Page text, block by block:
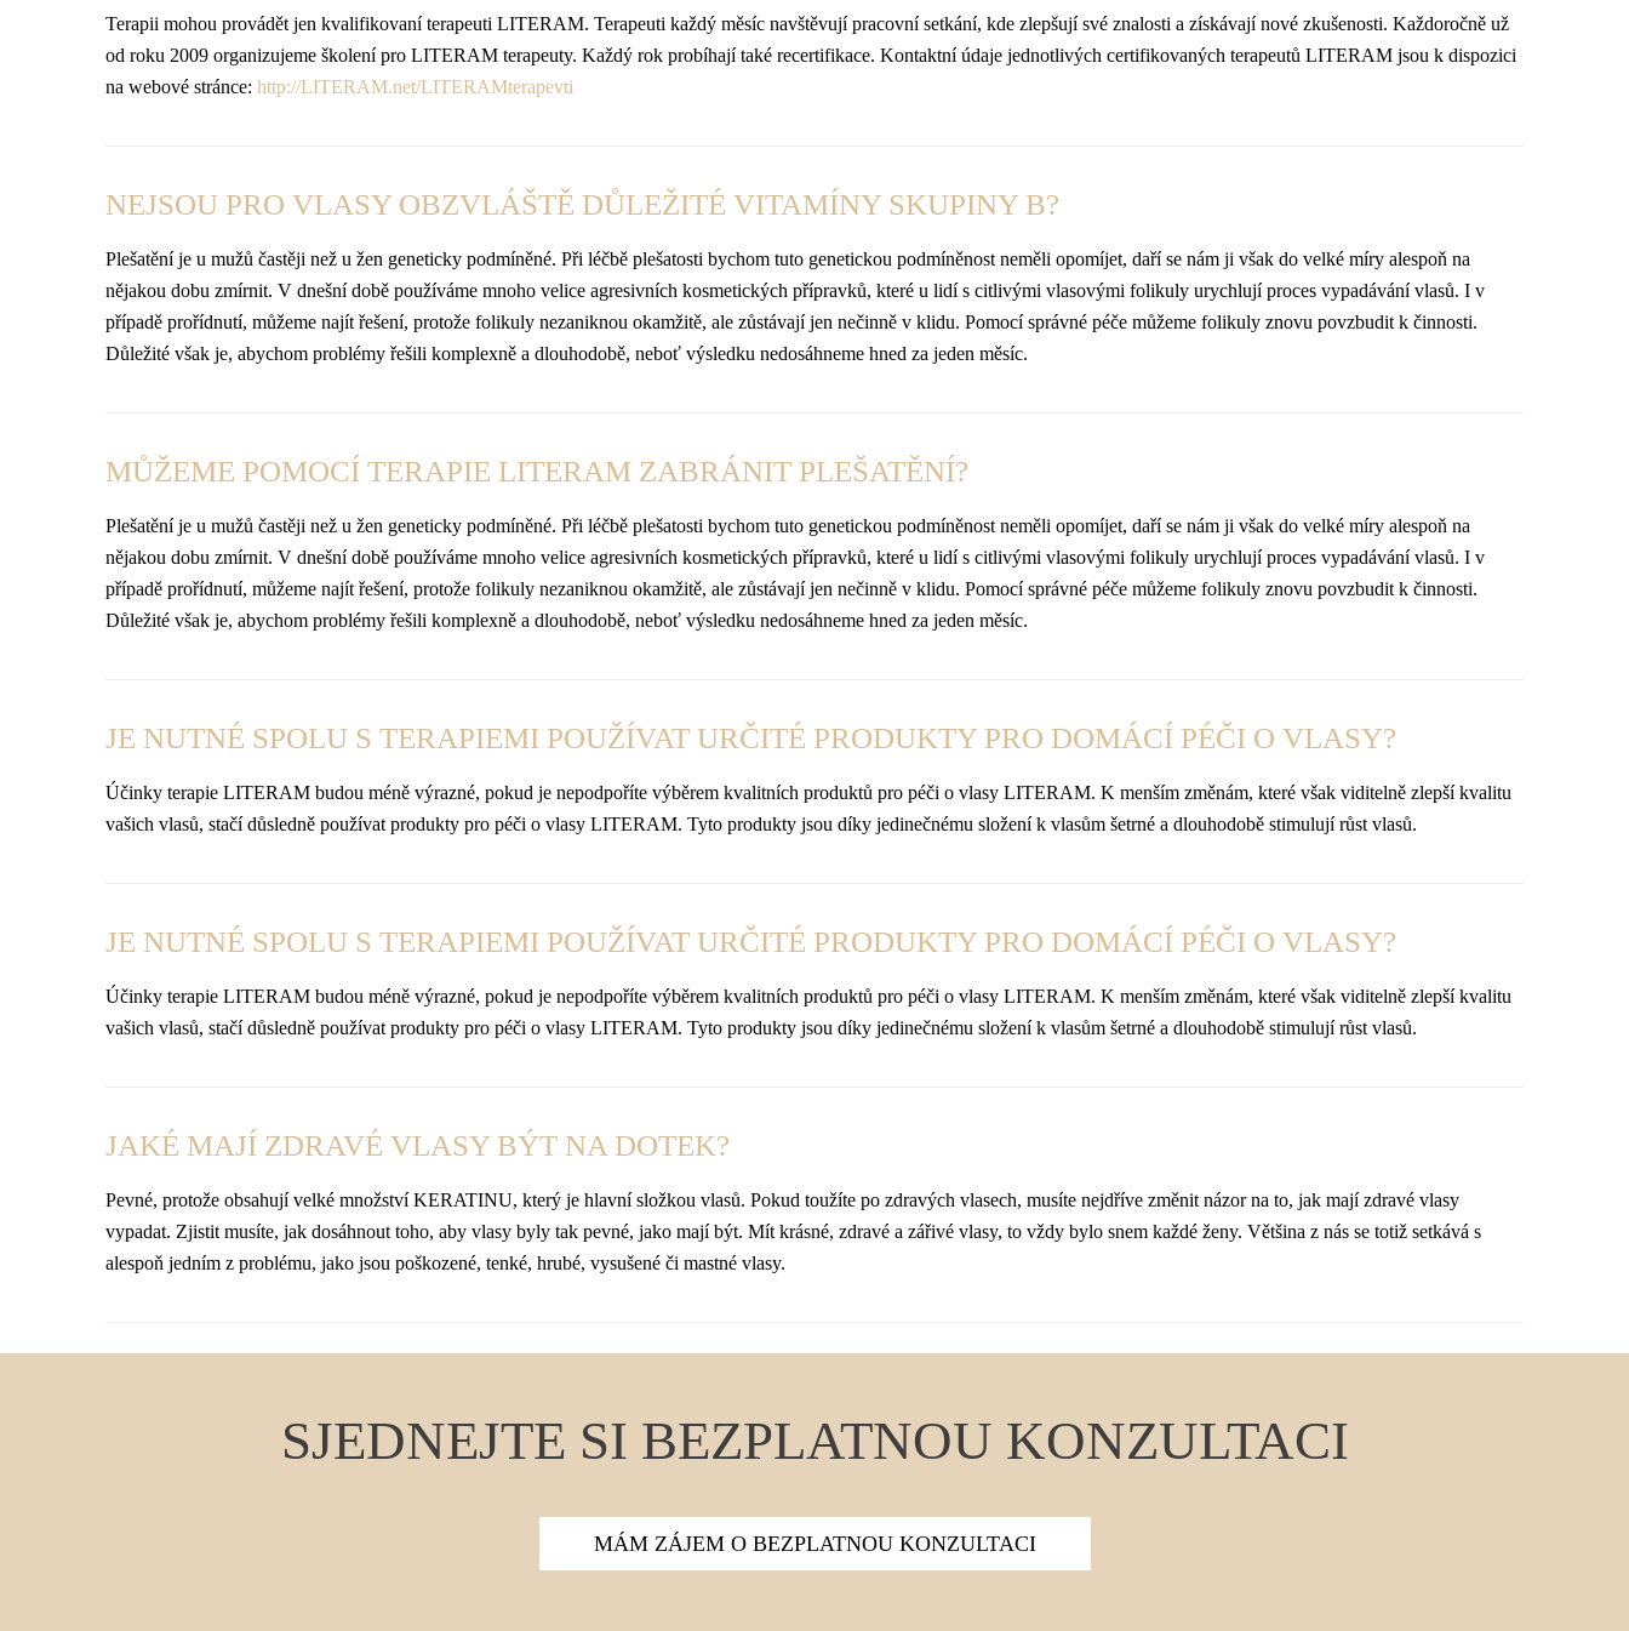
Terapii mohou provádět jen kvalifikovaní terapeuti LITERAM. Terapeuti každý měsíc navštěvují pracovní setkání, kde zlepšují své znalosti a získávají nové zkušenosti. Každoročně už
od roku 2009 organizujeme školení pro LITERAM terapeuty. Každý rok probíhají také recertifikace. Kontaktní údaje jednotlivých certifikovaných terapeutů LITERAM jsou k dispozici
na webové stránce: http://LITERAM.net/LITERAMterapevti
NEJSOU PRO VLASY OBZVLÁŠTĚ DŮLEŽITÉ VITAMÍNY SKUPINY B?
Plešatění je u mužů častěji než u žen geneticky podmíněné. Při léčbě plešatosti bychom tuto genetickou podmíněnost neměli opomíjet, daří se nám ji však do velké míry alespoň na
nějakou dobu zmírnit. V dnešní době používáme mnoho velice agresivních kosmetických přípravků, které u lidí s citlivými vlasovými folikuly urychlují proces vypadávání vlasů. I v
případě prořídnutí, můžeme najít řešení, protože folikuly nezaniknou okamžitě, ale zůstávají jen nečinně v klidu. Pomocí správné péče můžeme folikuly znovu povzbudit k činnosti.
Důležité však je, abychom problémy řešili komplexně a dlouhodobě, neboť výsledku nedosáhneme hned za jeden měsíc.
MŮŽEME POMOCÍ TERAPIE LITERAM ZABRÁNIT PLEŠATĚNÍ?
Plešatění je u mužů častěji než u žen geneticky podmíněné. Při léčbě plešatosti bychom tuto genetickou podmíněnost neměli opomíjet, daří se nám ji však do velké míry alespoň na
nějakou dobu zmírnit. V dnešní době používáme mnoho velice agresivních kosmetických přípravků, které u lidí s citlivými vlasovými folikuly urychlují proces vypadávání vlasů. I v
případě prořídnutí, můžeme najít řešení, protože folikuly nezaniknou okamžitě, ale zůstávají jen nečinně v klidu. Pomocí správné péče můžeme folikuly znovu povzbudit k činnosti.
Důležité však je, abychom problémy řešili komplexně a dlouhodobě, neboť výsledku nedosáhneme hned za jeden měsíc.
JE NUTNÉ SPOLU S TERAPIEMI POUŽÍVAT URČITÉ PRODUKTY PRO DOMÁCÍ PÉČI O VLASY?
Účinky terapie LITERAM budou méně výrazné, pokud je nepodpoříte výběrem kvalitních produktů pro péči o vlasy LITERAM. K menším změnám, které však viditelně zlepší kvalitu
vašich vlasů, stačí důsledně používat produkty pro péči o vlasy LITERAM. Tyto produkty jsou díky jedinečnému složení k vlasům šetrné a dlouhodobě stimulují růst vlasů.
JE NUTNÉ SPOLU S TERAPIEMI POUŽÍVAT URČITÉ PRODUKTY PRO DOMÁCÍ PÉČI O VLASY?
Účinky terapie LITERAM budou méně výrazné, pokud je nepodpoříte výběrem kvalitních produktů pro péči o vlasy LITERAM. K menším změnám, které však viditelně zlepší kvalitu
vašich vlasů, stačí důsledně používat produkty pro péči o vlasy LITERAM. Tyto produkty jsou díky jedinečnému složení k vlasům šetrné a dlouhodobě stimulují růst vlasů.
JAKÉ MAJÍ ZDRAVÉ VLASY BÝT NA DOTEK?
Pevné, protože obsahují velké množství KERATINU, který je hlavní složkou vlasů. Pokud toužíte po zdravých vlasech, musíte nejdříve změnit názor na to, jak mají zdravé vlasy
vypadat. Zjistit musíte, jak dosáhnout toho, aby vlasy byly tak pevné, jako mají být. Mít krásné, zdravé a zářivé vlasy, to vždy bylo snem každé ženy. Většina z nás se totiž setkává s
alespoň jedním z problému, jako jsou poškozené, tenké, hrubé, vysušené či mastné vlasy.
SJEDNEJTE SI BEZPLATNOU KONZULTACI
MÁM ZÁJEM O BEZPLATNOU KONZULTACI